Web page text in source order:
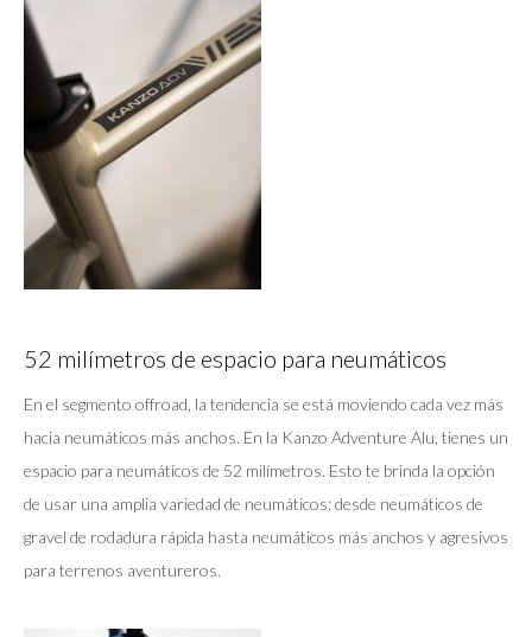
52 milímetros de espacio para neumáticos
En el segmento offroad, la tendencia se está moviendo cada vez más
hacia neumáticos más anchos. En la Kanzo Adventure Alu, tienes un
espacio para neumáticos de 52 milímetros. Esto te brinda la opción
de usar una amplia variedad de neumáticos: desde neumáticos de
gravel de rodadura rápida hasta neumáticos más anchos y agresivos
para terrenos aventureros.